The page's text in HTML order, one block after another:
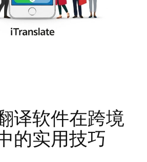
译软件在跨境
的实用技巧